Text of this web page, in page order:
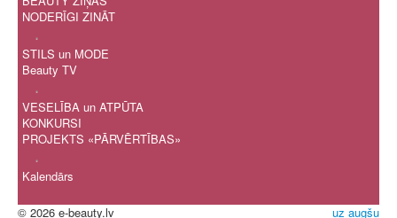
NODERĪGI ZINĀT
.
STILS un MODE
Beauty TV
.
VESELĪBA un ATPŪTA
KONKURSI
PROJEKTS «PĀRVĒRTĪBAS»
.
Kalendārs
uz augšu
© 2026 e-beauty.lv